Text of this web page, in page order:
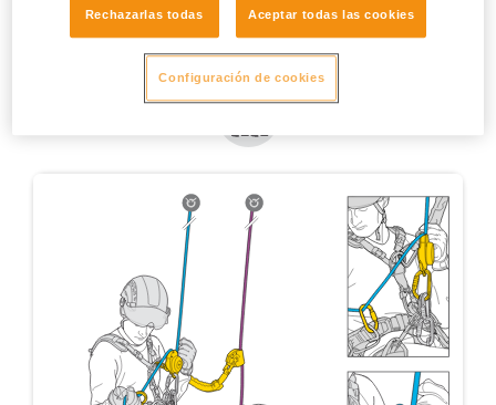
Rechazarlas todas Aceptar todas las cookies
Configuración de cookies